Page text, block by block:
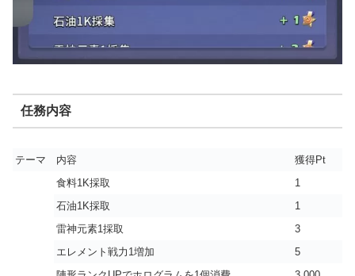
任務内容
テーマ 内容
獲得Pt
食料1K採取
1
石油1K採取
1
雷神元素1採取
3
エレメント戦力1増加
5